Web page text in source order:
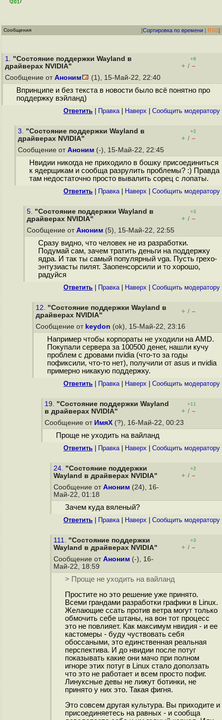
201
Сообщения [Сортировка по времени | RSS]
1. "Состояние поддержки Wayland в
драйверах NVIDIA"
+8
+ / –
Сообщение от Аноним (1), 15-Май-22, 22:40
Впринципе и без текста в новости было всё понятно про
поддержку вэйланд)
Ответить Правка| Наверх Cообщить модератору
3. "Состояние поддержки Wayland в
драйверах NVIDIA"
+2
+ / –
Сообщение от Аноним (-), 15-Май-22, 22:45
Нвидии никогда не приходило в бошку присоединиться
к ядерщикам и сообща разрулить проблемы? :) Правда
там недостаточно просто вывалить сорец с лопаты.
Ответить Правка| Наверх Cообщить модератору
5. "Состояние поддержки Wayland в
драйверах NVIDIA"
+3
+ / –
Сообщение от Аноним (5), 15-Май-22, 22:55
Сразу видно, что человек не из разработки.
Подумай сам, зачем тратить деньги на поддержку
ядра. И так ты самый популярный vga. Пусть грехо-
энтузиасты пилят. Заопенсорсили и то хорошо,
радуйся
Ответить Правка| Наверх Cообщить модератору
12. "Состояние поддержки Wayland в
драйверах NVIDIA"
+ / –
Сообщение от keydon (ok), 15-Май-22, 23:16
Например чтобы корпораты не уходили на AMD.
Покупали сервера за 100500 денег, нашли кучу
проблем с дровами nvidia (что-то за годы
пофиксили, что-то нет), получили от asus и nvidia
примерно никакую поддержку.
Ответить Правка| Наверх Cообщить модератору
19. "Состояние поддержки Wayland
в драйверах NVIDIA"
+11
+ / –
Сообщение от ИмяХ (?), 16-Май-22, 00:23
Проще не уходить на вайланд
Ответить Правка| Наверх Cообщить модератору
24. "Состояние поддержки
Wayland в драйверах NVIDIA"
+2
+ / –
Сообщение от Аноним (24), 16-
Май-22, 01:18
Зачем куда вяленый?
Ответить Правка| Наверх Cообщить модератору
111. "Состояние поддержки
Wayland в драйверах NVIDIA"
+3
+ / –
Сообщение от Аноним (-), 16-
Май-22, 18:59
> Проще не уходить на вайланд
Простите но это решение уже принято.
Всеми грандами разработки графики в Linux.
Желающие ссать против ветра могут только
обмочить себе штаны, на вон тот процесс
это не повлияет. Как максимум нвидия - и ее
кастомеры - буду чуствовать себя
обоссаными, это единственная реальная
перспектива. И до нвидии после потуг
показывать какие они мачо при полном
игноре этих потуг в Linux стало доползать
что это не работает и всем просто пофиг.
Линуксные девы не лижут ботинки, не
принято у них это. Такая фигня.
Это совсем другая культура. Вы приходите и
присоединяетесь на равных - и сообща